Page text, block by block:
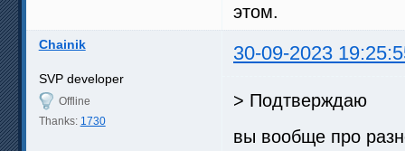
этом.
Chainik 30-09-2023
SVP developer
Offline
Thanks: 1730
> Подтверждаю
вы вообще про